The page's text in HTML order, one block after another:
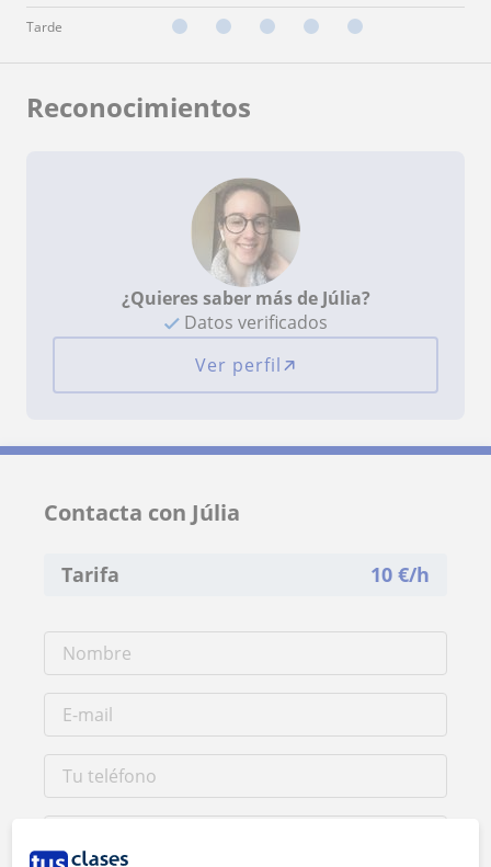
Tarde
Reconocimientos
¿Quieres saber más de Júlia?
Datos verificados
Ver perfil
Contacta con Júlia
Tarifa 10 €/h